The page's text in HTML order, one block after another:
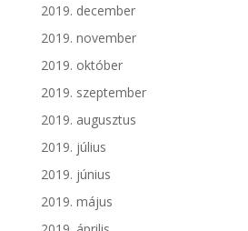
2019. december
2019. november
2019. október
2019. szeptember
2019. augusztus
2019. július
2019. június
2019. május